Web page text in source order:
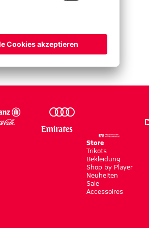
Store
Trikots
Bekleidung
Shop by Player
Neuheiten
Sale
Accessoires